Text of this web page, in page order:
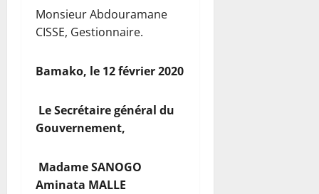
Monsieur Abdouramane
CISSE, Gestionnaire.
Bamako, le 12 février 2020
Le Secrétaire général du
Gouvernement,
Madame SANOGO
Aminata MALLE